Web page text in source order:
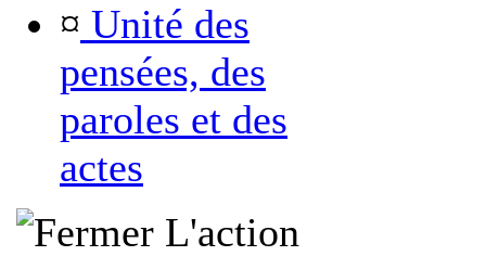
¤ Unité des
pensées, des
paroles et des
actes
L'action